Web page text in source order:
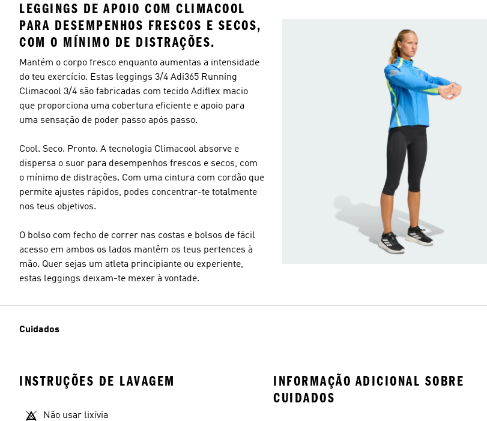
Tamanho do modelo
LEGGINGS DE APOIO COM CLIMACOOL
PARA DESEMPENHOS FRESCOS E SECOS,
COM O MÍNIMO DE DISTRAÇÕES.
Mantém o corpo fresco enquanto aumentas a intensidade
do teu exercício. Estas leggings 3/4 Adi365 Running
Climacool 3/4 são fabricadas com tecido Adiflex macio
que proporciona uma cobertura eficiente e apoio para
uma sensação de poder passo após passo.
Cool. Seco. Pronto. A tecnologia Climacool absorve e
dispersa o suor para desempenhos frescos e secos, com
o mínimo de distrações. Com uma cintura com cordão que
permite ajustes rápidos, podes concentrar-te totalmente
nos teus objetivos.
O bolso com fecho de correr nas costas e bolsos de fácil
acesso em ambos os lados mantêm os teus pertences à
mão. Quer sejas um atleta principiante ou experiente,
estas leggings deixam-te mexer à vontade.
Cuidados
INSTRUÇÕES DE LAVAGEM
Não usar lixívia
INFORMAÇÃO ADICIONAL SOBRE
CUIDADOS